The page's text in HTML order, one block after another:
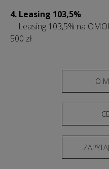
4. Leasing 103,5%
Leasing 103,5% na
500 zł
O